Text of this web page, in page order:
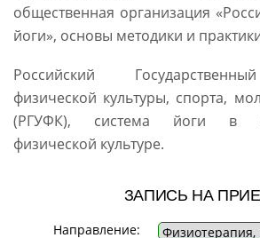
общественная организация
йоги», основы методики и
Российский
физической культуры, спорта,
(РГУФК), система йоги в
физической культуре.
ЗАПИСЬ НА
Направление: